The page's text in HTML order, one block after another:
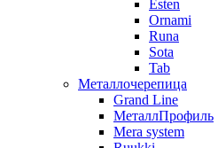
Esten
Ornami
Runa
Sota
Tab
Металлочерепица
Grand Line
МеталлПрофиль
Mera system